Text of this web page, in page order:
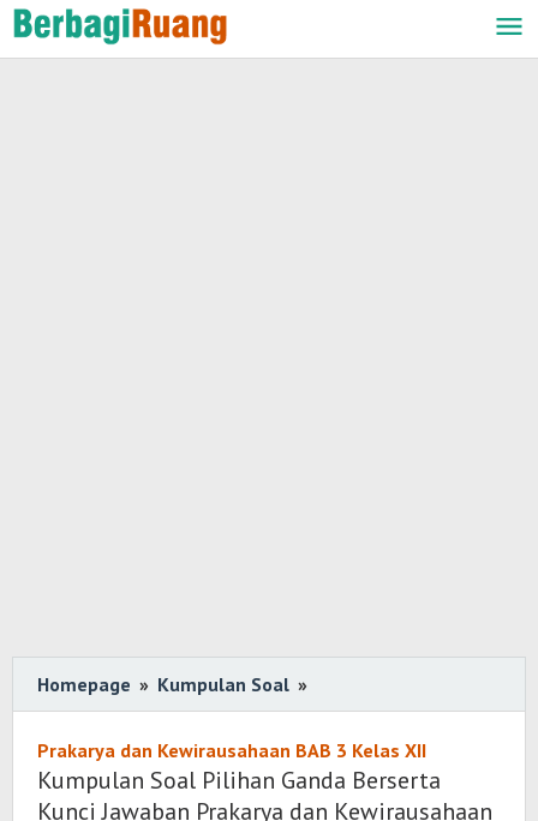
Lewati
ke
Homepage » Kumpulan Soal »
Soal
Pilihan
Ganda
Berserta
Prakarya dan Kewirausahaan BAB 3 Kelas XII
Kumpulan Soal Pilihan Ganda Berserta
Kunci Jawaban Prakarya dan Kewirausahaan